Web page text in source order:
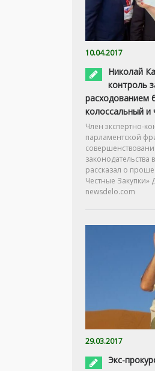
10.04.2017
Николай
контроль
расходованием
колоссальный
Член экспертно-
парламентской
законодательства
рассказал о
Честные
newsdelo.com
29.03.2017
Экс-